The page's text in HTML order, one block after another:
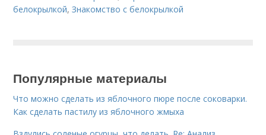
белокрылкой,Знакомство с белокрылкой
Популярные материалы
Что можно сделать из яблочного пюре после соковарки.
Как сделать пастилу из яблочного жмыха